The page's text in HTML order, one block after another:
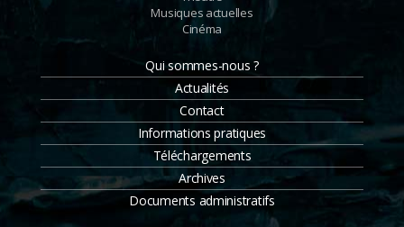
Musiques actuelles
Cinéma
Qui sommes-nous ?
Actualités
Contact
Informations pratiques
Téléchargements
Archives
Documents administratifs